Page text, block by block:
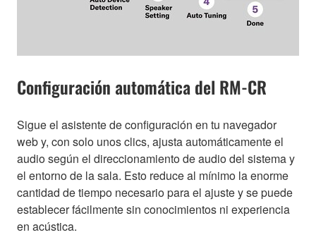
Configuración automática del RM-CR
Sigue el asistente de configuración en tu navegador
web y, con solo unos clics, ajusta automáticamente el
audio según el direccionamiento de audio del sistema y
el entorno de la sala. Esto reduce al mínimo la enorme
cantidad de tiempo necesario para el ajuste y se puede
establecer fácilmente sin conocimientos ni experiencia
en acústica.